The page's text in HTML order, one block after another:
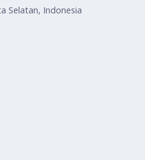
Selatan, Indonesia